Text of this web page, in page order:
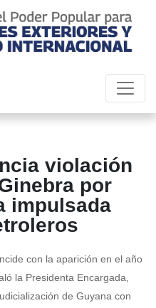
violación
por
impulsada
con la aparición en el año
la Presidenta Encargada,
de Guyana con